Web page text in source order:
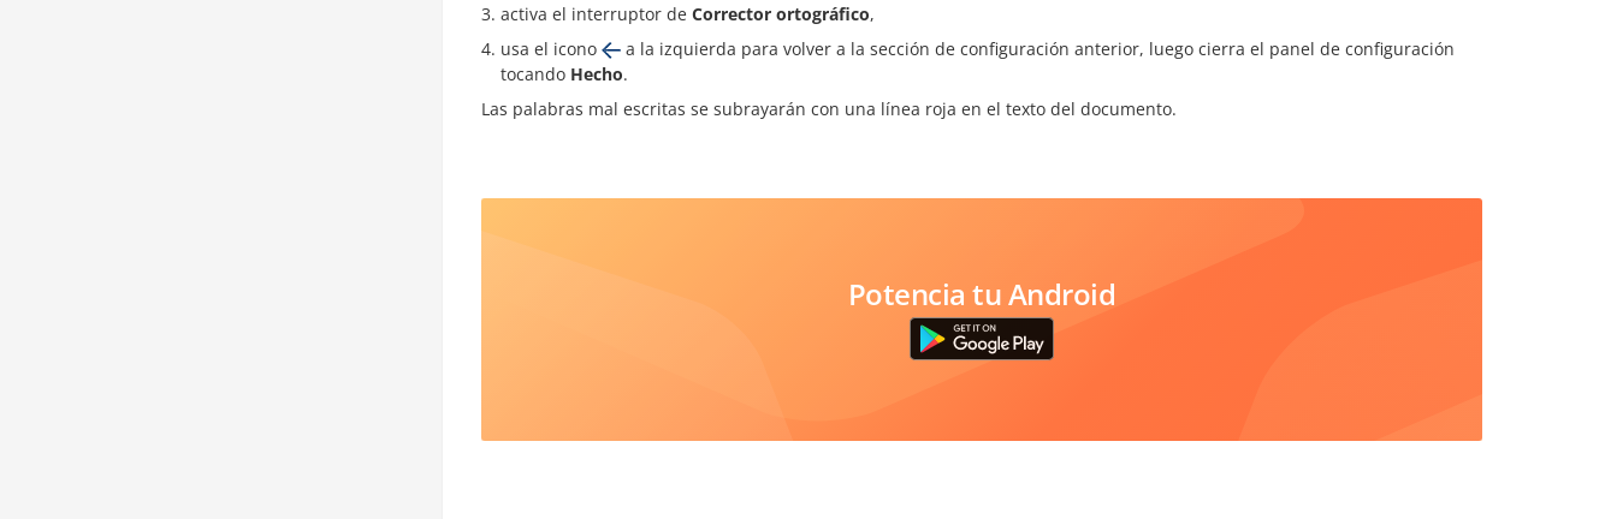
activa el interruptor de Corrector ortográfico,
usa el icono
a la izquierda para volver a la sección de configuración anterior, luego cierra el panel de configuración
tocando Hecho.
Las palabras mal escritas se subrayarán con una línea roja en el texto del documento.
Potencia tu Android